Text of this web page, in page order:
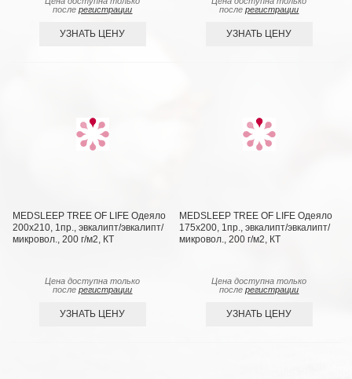
послерегистрации
УЗНАТЬ ЦЕНУ
послерегистрации
УЗНАТЬ ЦЕНУ
MEDSLEEP TREE OF LIFE Одеяло
200х210, 1пр., эвкалипт/эвкалипт/
микровол., 200 г/м2, КТ
Цена доступна только
послерегистрации
УЗНАТЬ ЦЕНУ
MEDSLEEP TREE OF LIFE Одеяло
175х200, 1пр., эвкалипт/эвкалипт/
микровол., 200 г/м2, КТ
Цена доступна только
послерегистрации
УЗНАТЬ ЦЕНУ